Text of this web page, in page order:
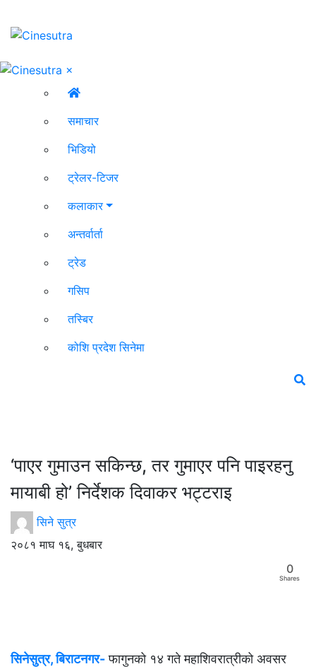
×
समाचार
भिडियो
ट्रेलर-टिजर
कलाकार
अन्तर्वार्ता
ट्रेड
गसिप
तस्बिर
कोशि प्रदेश सिनेमा
‘पाएर गुमाउन सकिन्छ, तर गुमाएर पनि पाइरहनु
मायाबी हो’ निर्देशक दिवाकर भट्टराइ
सिने सुत्र
२०८१ माघ १६, बुधबार
0
Shares
सिनेसुत्र, बिराटनगर-फागुनको १४ गते महाशिवरात्रीको अवसर